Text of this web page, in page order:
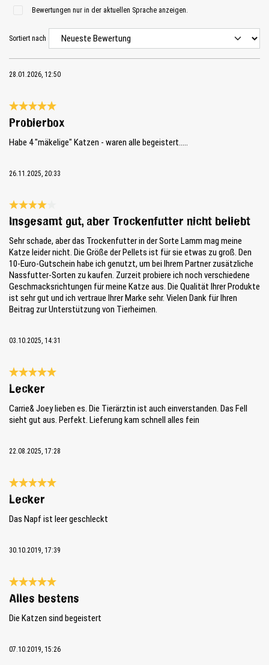
Bewertungen nur in der aktuellen Sprache anzeigen.
Sortiert nach
28.01.2026, 12:50
Bewertung mit 5 von 5 Sternen
Probierbox
Habe 4 "mäkelige" Katzen - waren alle begeistert.....
26.11.2025, 20:33
Bewertung mit 4 von 5 Sternen
Insgesamt gut, aber Trockenfutter nicht beliebt
Sehr schade, aber das Trockenfutter in der Sorte Lamm mag meine
Katze leider nicht. Die Größe der Pellets ist für sie etwas zu groß. Den
10-Euro-Gutschein habe ich genutzt, um bei Ihrem Partner zusätzliche
Nassfutter-Sorten zu kaufen. Zurzeit probiere ich noch verschiedene
Geschmacksrichtungen für meine Katze aus. Die Qualität Ihrer Produkte
ist sehr gut und ich vertraue Ihrer Marke sehr. Vielen Dank für Ihren
Beitrag zur Unterstützung von Tierheimen.
03.10.2025, 14:31
Bewertung mit 5 von 5 Sternen
Lecker
Carrie& Joey lieben es. Die Tierärztin ist auch einverstanden. Das Fell
sieht gut aus. Perfekt. Lieferung kam schnell alles fein
22.08.2025, 17:28
Bewertung mit 5 von 5 Sternen
Lecker
Das Napf ist leer geschleckt
30.10.2019, 17:39
Bewertung mit 5 von 5 Sternen
Alles bestens
Die Katzen sind begeistert
07.10.2019, 15:26